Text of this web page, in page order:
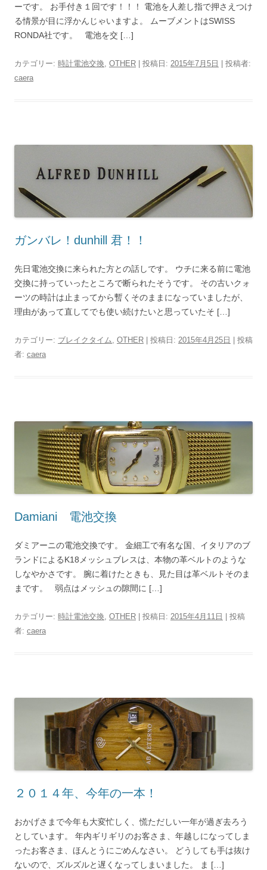
ーです。 お手付き１回です！！！ 電池を人差し指で押さえつけ
る情景が目に浮かんじゃいますよ。 ムーブメントはSWISS
RONDA社です。 電池を交 […]
カテゴリー: 時計電池交換, OTHER | 投稿日: 2015年7月5日
投稿者:
caera
ガンバレ！dunhill 君！！
先日電池交換に来られた方との話しです。 ウチに来る前に電池
交換に持っていったところで断られたそうです。 その古いクォ
ーツの時計は止まってから暫くそのままになっていましたが、
理由があって直してでも使い続けたいと思っていたそ […]
カテゴリー: ブレイクタイム, OTHER | 投稿日: 2015年4月25日
投稿
者: caera
Damiani 電池交換
ダミアーニの電池交換です。 金細工で有名な国、イタリアのブ
ランドによるK18メッシュブレスは、本物の革ベルトのような
しなやかさです。 腕に着けたときも、見た目は革ベルトそのま
まです。 弱点はメッシュの隙間に […]
カテゴリー: 時計電池交換, OTHER | 投稿日: 2015年4月11日
投稿
者: caera
２０１４年、今年の一本！
おかげさまで今年も大変忙しく、慌ただしい一年が過ぎ去ろう
としています。 年内ギリギリのお客さま、年越しになってしま
ったお客さま、ほんとうにごめんなさい。 どうしても手は抜け
ないので、ズルズルと遅くなってしまいました。 ま […]